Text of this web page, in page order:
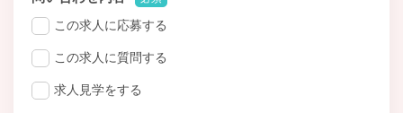
この求人に応募する
この求人に質問する
求人見学をする